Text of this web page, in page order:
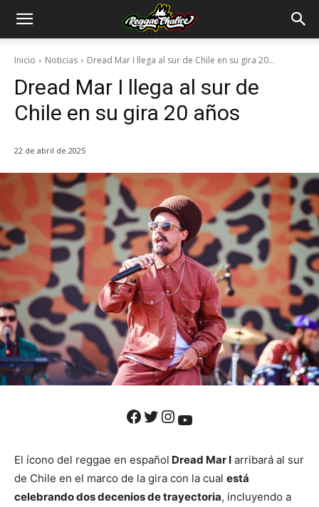
Inicio Noticias Dread Mar I llega al sur de Chile en su gira 20...
Dread Mar I llega al sur de
Chile en su gira 20 años
22 de abril de 2025
Facebook Twitter Instagram YouTube
El ícono del reggae en español Dread Mar I arribará al sur
de Chile en el marco de la gira con la cual está
celebrando dos decenios de trayectoria, incluyendo a